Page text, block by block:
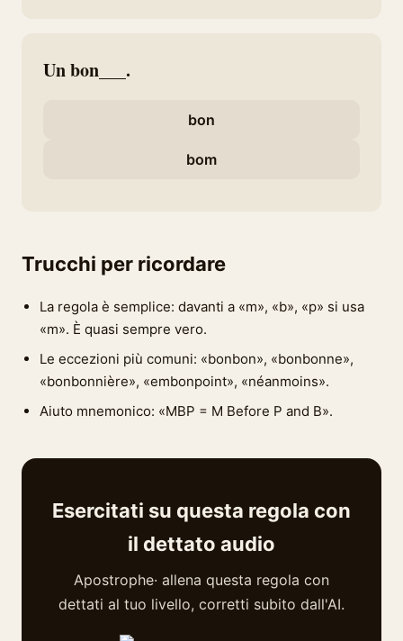
Un bon___.
bon
bom
Trucchi per ricordare
La regola è semplice: davanti a «m», «b», «p» si usa
«m». È quasi sempre vero.
Le eccezioni più comuni: «bonbon», «bonbonne»,
«bonbonnière», «embonpoint», «néanmoins».
Aiuto mnemonico: «MBP = M Before P and B».
Esercitati su questa regola con
il dettato audio
Apostrophe· allena questa regola con
dettati al tuo livello, corretti subito dall'AI.